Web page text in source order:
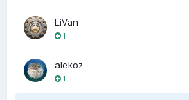
LiVan
1
alekoz
1